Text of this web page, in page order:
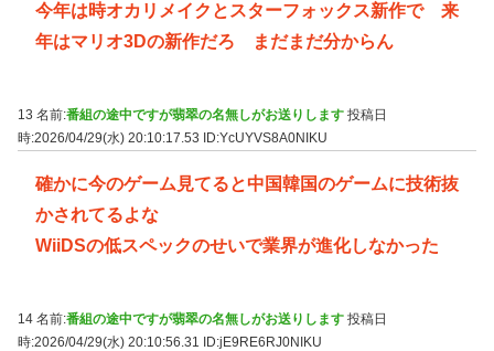
今年は時オカリメイクとスターフォックス新作で 来
年はマリオ3Dの新作だろ まだまだ分からん
13 名前:番組の途中ですが翡翠の名無しがお送りします 投稿日
時:2026/04/29(水) 20:10:17.53
ID:YcUYVS8A0NIKU
確かに今のゲーム見てると中国韓国のゲームに技術抜
かされてるよな
WiiDSの低スペックのせいで業界が進化しなかった
14 名前:番組の途中ですが翡翠の名無しがお送りします 投稿日
時:2026/04/29(水) 20:10:56.31 ID:jE9RE6RJ0NIKU